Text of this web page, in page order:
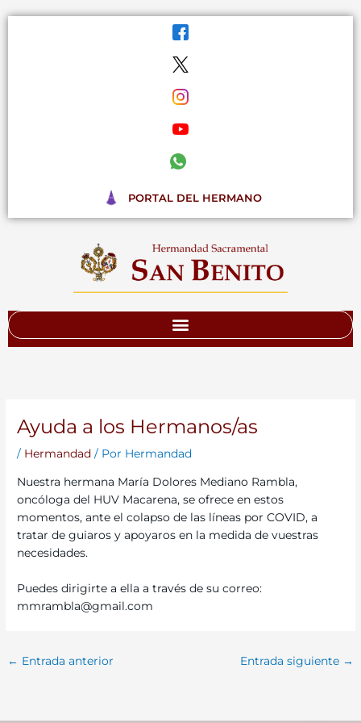
PORTAL DEL HERMANO
Ayuda a los Hermanos/as
/ Hermandad / Por Hermandad
Nuestra hermana María Dolores Mediano Rambla,
oncóloga del HUV Macarena, se ofrece en estos
momentos, ante el colapso de las líneas por COVID, a
tratar de guiaros y apoyaros en la medida de vuestras
necesidades.
Puedes dirigirte a ella a través de su correo:
mmrambla@gmail.com
← Entrada anterior Entrada siguiente →